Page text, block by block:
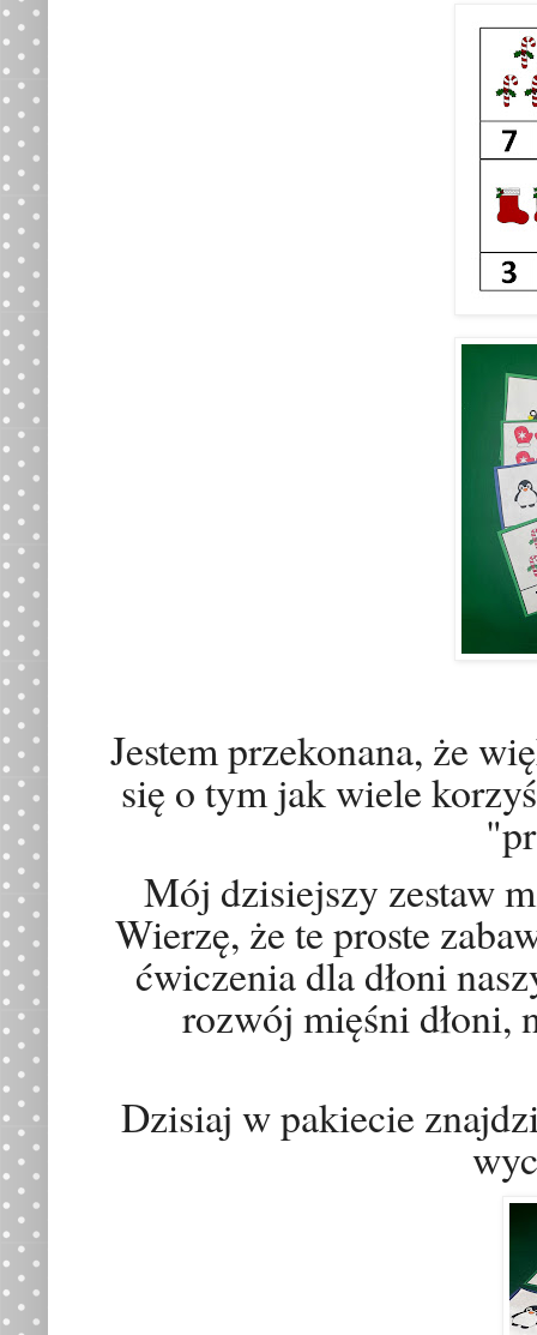
Jestem przekonana, że
się o tym jak wiele
Mój dzisiejszy zestaw
Wierzę, że te proste
ćwiczenia dla dłoni
rozwój mięśni dłoni,
Dzisiaj w pakiecie